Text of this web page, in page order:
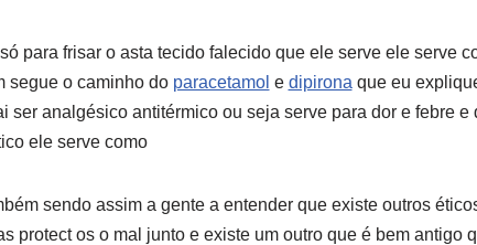
para frisar o asta tecido falecido que ele serve ele serve
segue o caminho do paracetamol e dipirona que eu
ser analgésico antitérmico ou seja serve para dor e febre
ele serve como
sendo assim a gente a entender que existe outros
protect os o mal junto e existe um outro que é bem antigo